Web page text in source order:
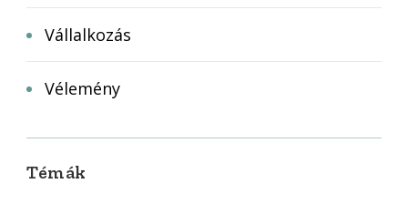
Vállalkozás
Vélemény
Témák